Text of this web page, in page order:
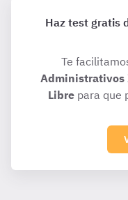
Haz test gratis
Te
Administrativos
Librepara que